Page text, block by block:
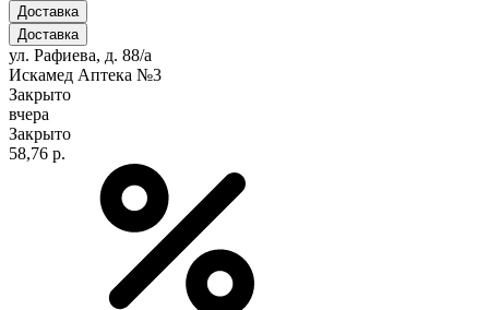
Доставка
Доставка
ул. Рафиева, д. 88/а
Искамед Аптека №3
Закрыто
вчера
Закрыто
58,76 р.